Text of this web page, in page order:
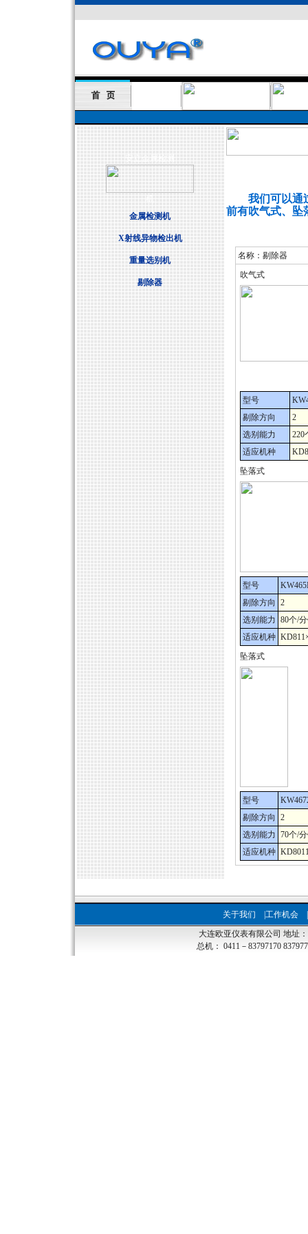
安立金属检测
金属检测机
X射线异物检出机
重量选别机
剔除器
我们可以通过
前有吹气式、坠
名称：剔除器
吹气式
型号
剔除方向
2
选别能力
220
适应机种
坠落式
型号
剔除方向
2
选别能力 80个/
适应机种
坠落式
型号
剔除方向
2
选别能力 70个/
适应机种
关于我们 工作机会
大连欧亚仪表有限公司 地址
总机： 0411－83797170